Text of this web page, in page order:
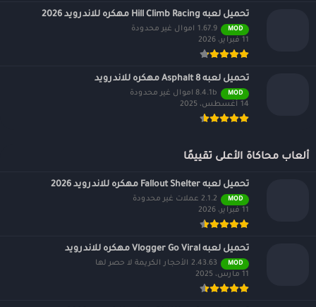
تحميل لعبه Hill Climb Racing مهكره للاندرويد 2026
MOD
1.67.9 اموال غير محدودة
11 فبراير، 2026
تحميل لعبه Asphalt 8 مهكره للاندرويد
MOD
8.4.1b اموال غير محدودة
14 أغسطس، 2025
ألعاب محاكاة الأعلى تقييمًا
تحميل لعبه Fallout Shelter مهكره للاندرويد 2026
MOD
2.1.2 عملات غير محدودة
11 فبراير، 2026
تحميل لعبه Vlogger Go Viral مهكره للاندرويد
MOD
2.43.63 الأحجار الكريمة لا حصر لها
11 مارس، 2025